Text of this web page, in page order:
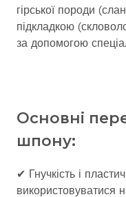
гірської породи
підкладкою
за допомогою
Основні
шпону:
✔ Гнучкість і
використовуватися